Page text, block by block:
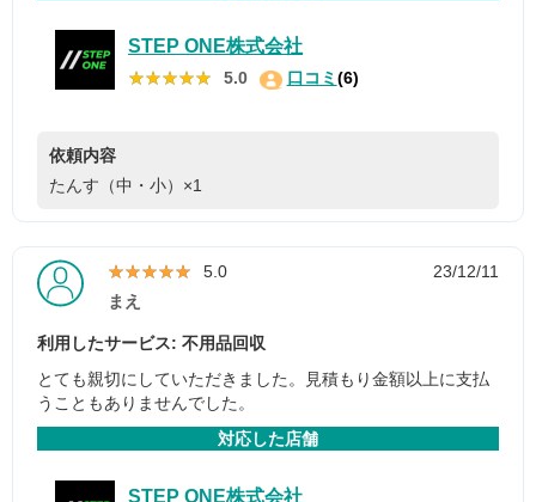
STEP ONE株式会社
★★★★★
★★★★★ 5.0 口コミ(6)
依頼内容
たんす（中・小）×1
★★★★★
★★★★★ 5.0
23/12/11
まえ
利用したサービス: 不用品回収
とても親切にしていただきました。見積もり金額以上に支払
うこともありませんでした。
対応した店舗
STEP ONE株式会社